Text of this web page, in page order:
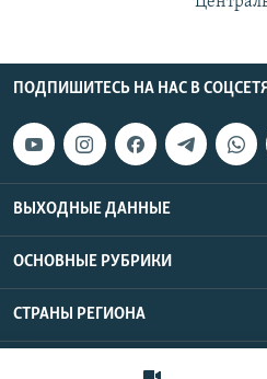
ПОДПИШИТЕСЬ НА НАС В
ВЫХОДНЫЕ ДАННЫЕ
ОСНОВНЫЕ РУБРИКИ
СТРАНЫ РЕГИОНА
Азаттык Азия © 2026 RFE/